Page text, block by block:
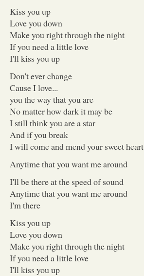
Kiss you up
Love you down
Make you right through the night
If you need a little love
I'll kiss you up
Don't ever change
Cause I love...
you the way that you are
No matter how dark it may be
I still think you are a star
And if you break
I will come and mend your sweet heart
Anytime that you want me around
I'll be there at the speed of sound
Anytime that you want me around
I'm there
Kiss you up
Love you down
Make you right through the night
If you need a little love
I'll kiss you up